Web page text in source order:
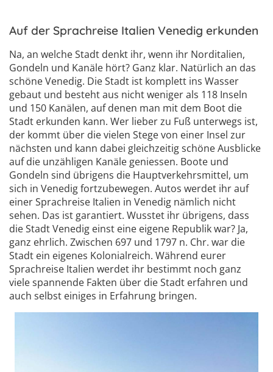
Auf der Sprachreise Italien Venedig erkunden
Na, an welche Stadt denkt ihr, wenn ihr Norditalien,
Gondeln und Kanäle hört? Ganz klar. Natürlich an das
schöne Venedig. Die Stadt ist komplett ins Wasser
gebaut und besteht aus nicht weniger als 118 Inseln
und 150 Kanälen, auf denen man mit dem Boot die
Stadt erkunden kann. Wer lieber zu Fuß unterwegs ist,
der kommt über die vielen Stege von einer Insel zur
nächsten und kann dabei gleichzeitig schöne Ausblicke
auf die unzähligen Kanäle geniessen. Boote und
Gondeln sind übrigens die Hauptverkehrsmittel, um
sich in Venedig fortzubewegen. Autos werdet ihr auf
einer Sprachreise Italien in Venedig nämlich nicht
sehen. Das ist garantiert. Wusstet ihr übrigens, dass
die Stadt Venedig einst eine eigene Republik war? Ja,
ganz ehrlich. Zwischen 697 und 1797 n. Chr. war die
Stadt ein eigenes Kolonialreich. Während eurer
Sprachreise Italien werdet ihr bestimmt noch ganz
viele spannende Fakten über die Stadt erfahren und
auch selbst einiges in Erfahrung bringen.